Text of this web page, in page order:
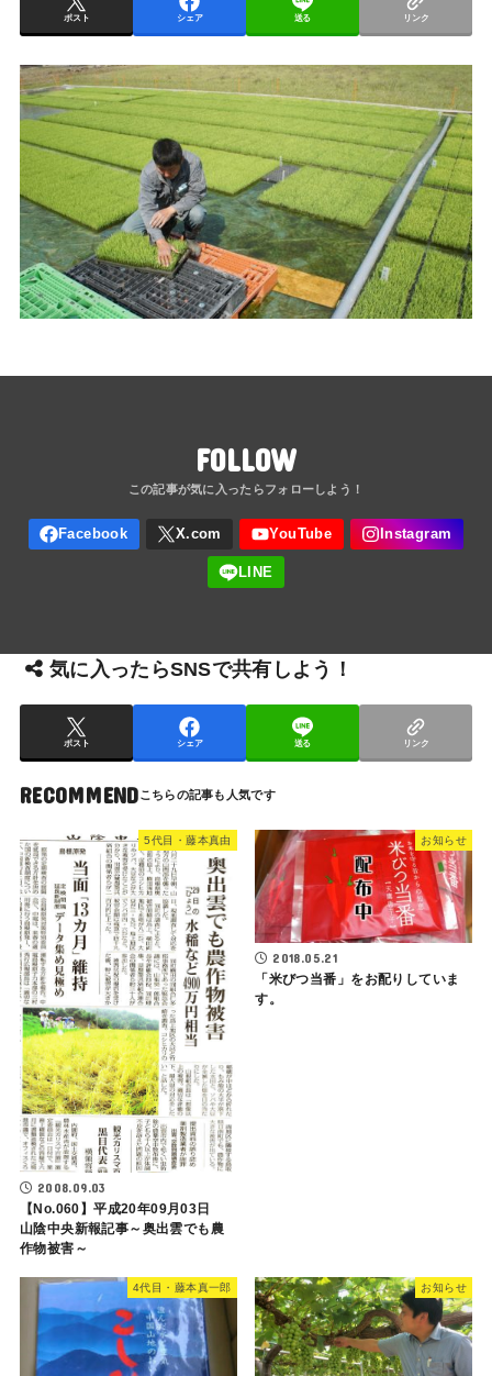
ポスト シェア 送る リンク
FOLLOW
気に入ったらSNSで共有しよう！
ポスト シェア 送る リンク
RECOMMEND
5代目・藤本真由
2008.09.03
【No.060】平成20年09月03日
山陰中央新報記事～奥出雲でも農
作物被害～
お知らせ
2018.05.21
「米びつ当番」をお配りしていま
す。
4代目・藤本真一郎 お知らせ